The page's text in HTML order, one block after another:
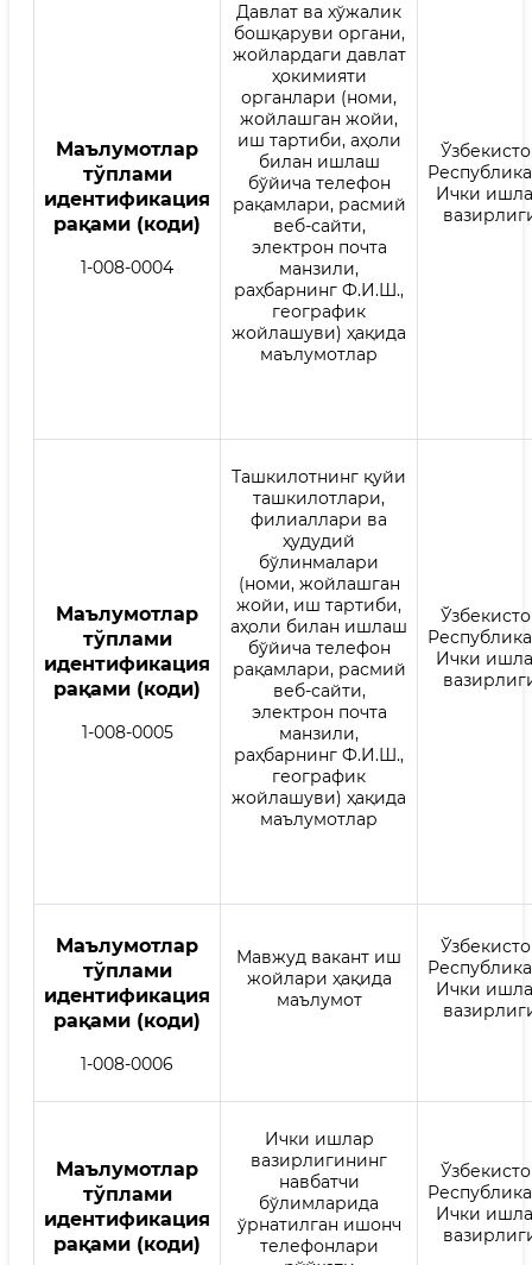
Mаълумотлар
тўплами
идентификация
рақами (коди)
1-008-0004
Давлат ва хўжалик
бошқаруви органи,
жойлардаги давлат
ҳокимияти
органлари (номи,
жойлашган жойи,
иш тартиби, аҳоли
билан ишлаш
бўйича телефон
рақамлари, расмий
веб-сайти,
электрон почта
манзили,
раҳбарнинг Ф.И.Ш.,
географик
жойлашуви) ҳақида
маълумотлар
Ички
Mаълумотлар
тўплами
идентификация
рақами (коди)
1-008-0005
Ташкилотнинг қуйи
ташкилотлари,
филиаллари ва
ҳудудий
бўлинмалари
(номи, жойлашган
жойи, иш тартиби,
аҳоли билан ишлаш
бўйича телефон
рақамлари, расмий
веб-сайти,
электрон почта
манзили,
раҳбарнинг Ф.И.Ш.,
географик
жойлашуви) ҳақида
маълумотлар
Ички
Mаълумотлар
тўплами
идентификация
рақами (коди)
1-008-0006
Мавжуд вакант иш
жойлари ҳақида
маълумот
Ички
Mаълумотлар
тўплами
идентификация
рақами (коди)
Ички ишлар
вазирлигининг
навбатчи
бўлимларида
ўрнатилган ишонч
телефонлари
Ички